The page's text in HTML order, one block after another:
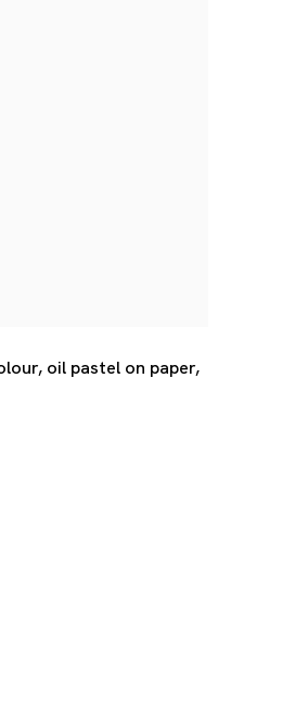
oil pastel on paper,